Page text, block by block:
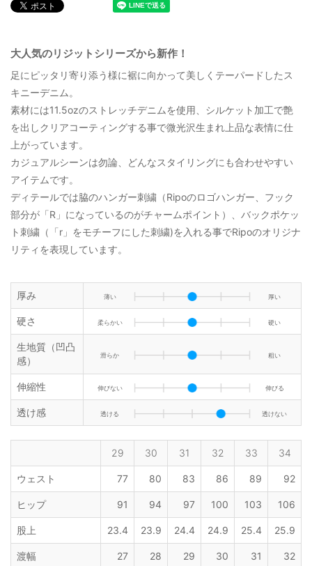
大人気のリジットシリーズから新作！
足にピッタリ寄り添う様に裾に向かって美しくテーパードしたス
キニーデニム。
素材には11.5ozのストレッチデニムを使用、シルケット加工で艶
を出しクリアコーティングする事で微光沢生まれ上品な表情に仕
上がっています。
カジュアルシーンは勿論、どんなスタイリングにも合わせやすい
アイテムです。
ディテールでは脇のハンガー刺繍（Ripoのロゴハンガー、フック
部分が「R」になっているのがチャームポイント）、バックポケッ
ト刺繍（「r」をモチーフにした刺繍)を入れる事でRipoのオリジナ
リティを表現しています。
厚み 薄い 厚い
硬さ 柔らかい 硬い
生地質（凹凸
感）
滑らか 粗い
伸縮性 伸びない 伸びる
透け感 透ける 透けない
29 30 31 32 33 34
ウェスト 77 80 83 86 89 92
ヒップ 91 94 97 100 103 106
股上 23.4 23.9 24.4 24.9 25.4 25.9
渡幅 27 28 29 30 31 32